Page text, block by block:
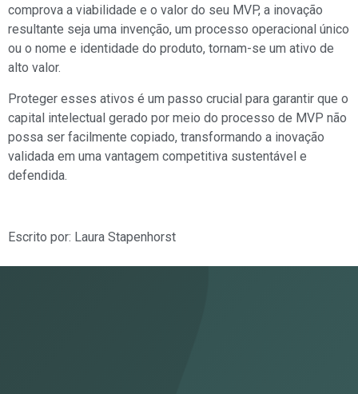
comprova a viabilidade e o valor do seu MVP, a inovação
resultante seja uma invenção, um processo operacional único
ou o nome e identidade do produto, tornam-se um ativo de
alto valor.
Proteger esses ativos é um passo crucial para garantir que o
capital intelectual gerado por meio do processo de MVP não
possa ser facilmente copiado, transformando a inovação
validada em uma vantagem competitiva sustentável e
defendida.
Escrito por: Laura Stapenhorst